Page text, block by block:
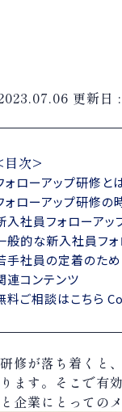
更新日 :
目次>
ォローアップ研修と
ォローアップ研修の
入社員フォローア
般的な新入社員フ
手社員の定着のた
連コンテンツ
料ご相談はこちら
修が落ち着くと
ます。そこで有
企業にとっての